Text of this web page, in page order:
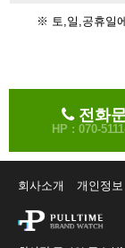
※ 토,일,공휴일
전화
HP : 070-
회사소개 개인정보